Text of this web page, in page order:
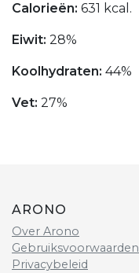
Calorieën: 631 kcal.
Eiwit: 28%
Koolhydraten: 44%
Vet: 27%
ARONO
Over Arono
Gebruiksvoorwaarden
Privacybeleid